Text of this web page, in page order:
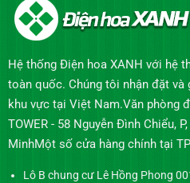
Hệ thống Điện hoa XANH với hệ
toàn quốc. Chúng tôi nhận đặt
khu vực tại Việt Nam.Văn phòng
TOWER - 58 Nguyễn Đình Chiểu,
MinhMột số cửa hàng chính tại
Lô B chung cư Lê Hồng Phong